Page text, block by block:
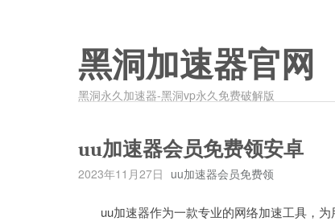
黑洞加速器官网
黑洞永久加速器-黑洞vp永久免费破解版
uu加速器会员免费领安卓
2023年11月27日 uu加速器会员免费领
uu加速器作为一款专业的网络加速工具，为